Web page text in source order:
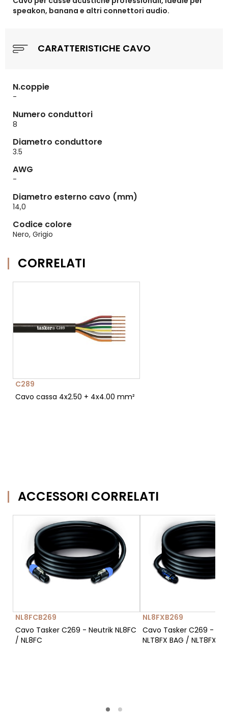
speakon, banana e altri connettori audio.
CARATTERISTICHE CAVO
N.coppie
-
Numero conduttori
8
Diametro conduttore
3.5
AWG
-
Diametro esterno cavo (mm)
14,0
Codice colore
Nero, Grigio
CORRELATI
C289
Cavo cassa 4x2.50 + 4x4.00 mm²
ACCESSORI CORRELATI
NL8FCB269
Cavo Tasker C269 - Neutrik NL8FC
/ NL8FC
NL8FXB269
Cavo Tasker C269 -
NLT8FX BAG / NLT8FX